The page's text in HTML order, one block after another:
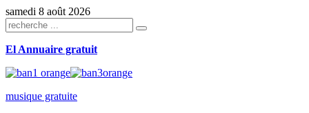
samedi 8 août 2026
El Annuaire gratuit
musique gratuite